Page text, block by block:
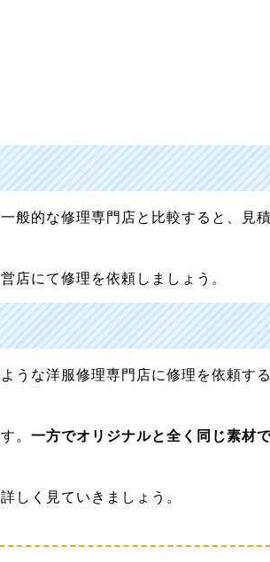
般的な修理専門店と比較すると、見
店にて修理を依頼しましょう。
うな洋服修理専門店に修理を依頼す
。一方でオリジナルと全く同じ素材
しく見ていきましょう。